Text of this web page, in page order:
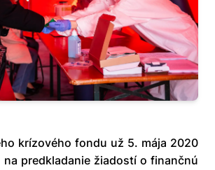
krízového fondu už 5. mája 2020
predkladanie žiadostí o finančnú